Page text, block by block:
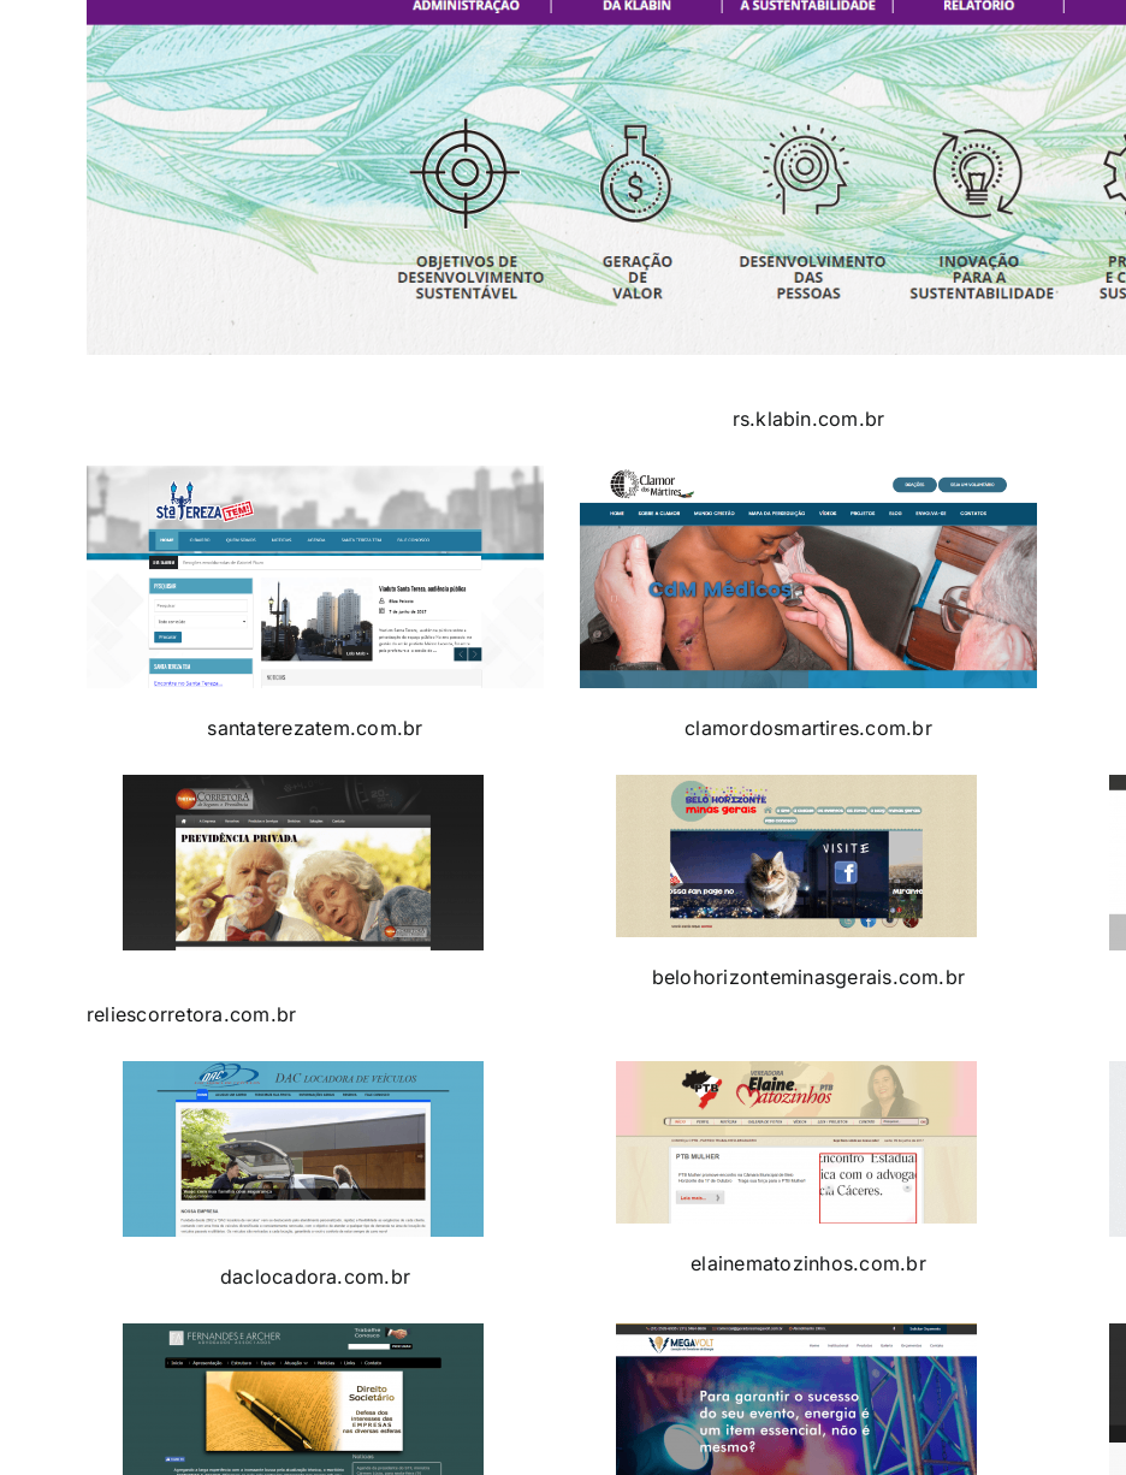
rs.klabin.com.br
santaterezatem.com.br clamordosmartires.com.br
reliescorretora.com.br
belohorizonteminasgerais.com.br
daclocadora.com.br
elainematozinhos.com.br